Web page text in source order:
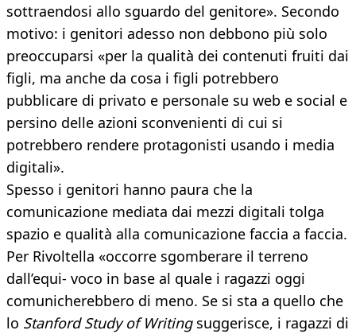
sottraendosi allo sguardo del genitore». Secondo
motivo: i genitori adesso non debbono più solo
preoccuparsi «per la qualità dei contenuti fruiti dai
figli, ma anche da cosa i figli potrebbero
pubblicare di privato e personale su web e social e
persino delle azioni sconvenienti di cui si
potrebbero rendere protagonisti usando i media
digitali».
Spesso i genitori hanno paura che la
comunicazione mediata dai mezzi digitali tolga
spazio e qualità alla comunicazione faccia a faccia.
Per Rivoltella «occorre sgomberare il terreno
dall’equi- voco in base al quale i ragazzi oggi
comunicherebbero di meno. Se si sta a quello che
lo Stanford Study of Writingsuggerisce, i ragazzi di